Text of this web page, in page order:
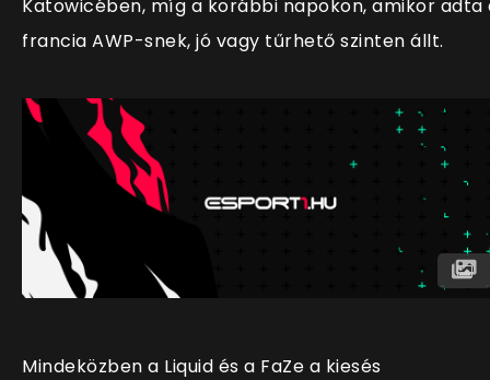
Katowicében, míg a korábbi napokon, amikor adta
francia AWP-snek, jó vagy tűrhető szinten állt.
Mindeközben a Liquid és a FaZe a kiesés